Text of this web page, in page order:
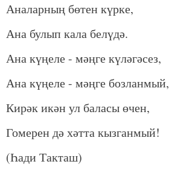
Аналарның бөтен күрке,
Ана булып кала белүдә.
Ана күңеле - мәңге күләгәсез,
Ана күңеле - мәңге бозланмый,
Кирәк икән ул баласы өчен,
Гомерен дә хәтта кызганмый!
(Һади Такташ)